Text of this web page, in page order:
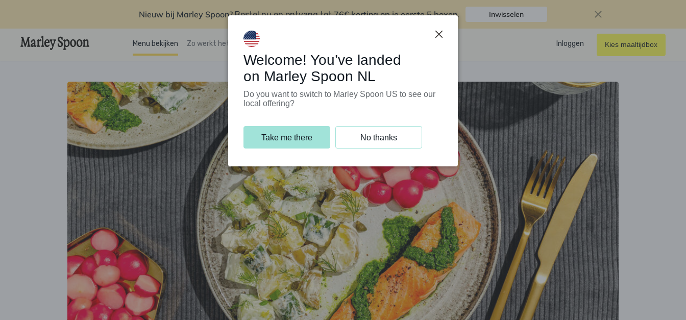
Nieuw bij Marley Spoon?Bestel nu en ontvang tot76€ korting op je eerste 5 boxen. Inwisselen
Menu bekijken Zo werkt het Klantenservice Inloggen Kies maaltijdbox
Welcome! You’ve landed
on Marley Spoon NL
Do you want to switch to Marley Spoon US to see our
local offering?
Take me there No thanks